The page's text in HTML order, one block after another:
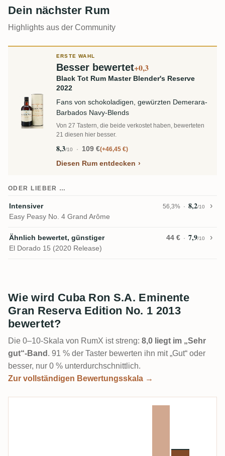
Dein nächster Rum
Highlights aus der Community
ERSTE WAHL
Besser bewertet+0,3
Black Tot Rum Master Blender's Reserve
2022
Fans von schokoladigen, gewürzten Demerara-
Barbados Navy-Blends
Von 27 Tastern, die beide verkostet haben, bewerteten
21 diesen hier besser.
8,3/10 109 € +46,45 €
Diesen Rum entdecken
ODER LIEBER …
Intensiver 56,3% 8,2/10
Easy Peasy No. 4 Grand Arôme
Ähnlich bewertet, günstiger 44 € 7,9/10
El Dorado 15 (2020 Release)
Wie wird Cuba Ron S.A. Eminente
Gran Reserva Edition No. 1 2013
bewertet?
Die 0–10-Skala von RumX ist streng: 8,0 liegt im „Sehr
gut“-Band . 91 % der Taster bewerten ihn mit „Gut“ oder
besser, nur 0 % unterdurchschnittlich.
Zur vollständigen Bewertungsskala →